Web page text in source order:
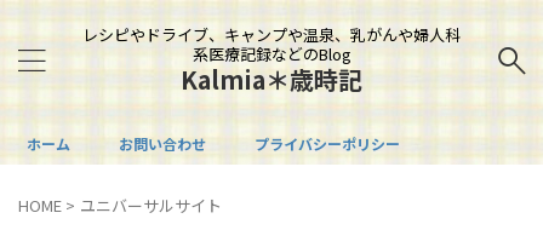
レシピやドライブ、キャンプや温泉、乳がんや婦人科
系医療記録などのBlog
Kalmia＊歳時記
ホーム お問い合わせ プライバシーポリシー
HOME > ユニバーサルサイト